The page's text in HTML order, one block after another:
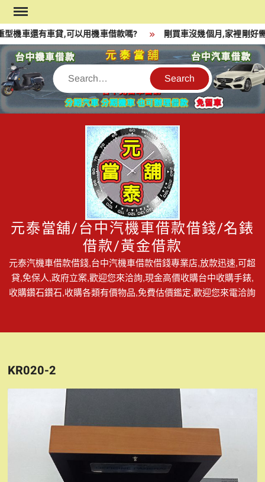
Skip
to
content
機車還有車貸,可以用機車借款嗎? 剛買車沒幾個月,家裡剛好
Search
元泰當舖/台中汽機車借款借錢/名錶
借款/黃金借款
元泰汽機車借款借錢,台中汽機車借款借錢專業店,放款迅速,可超
貸,免保人,政府立案,歡迎您來洽詢,現金高價收購台中收購手錶,
收購鑽石鑽石,收購各類有價物品,免費估價鑑定,歡迎您來電洽詢
KR020-2